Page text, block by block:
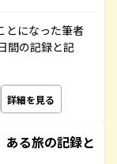
とになった筆者
間の記録と記
詳細を見る
る旅の記録と